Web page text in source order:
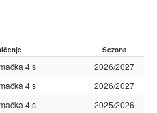
Sezona
4 s
2026/2027
4 s
2026/2027
4 s
2025/2026